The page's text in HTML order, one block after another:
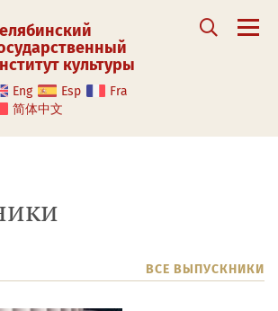
культуры
Eng Esp
Fra
简体中文
ВСЕ ВЫПУСКНИКИ